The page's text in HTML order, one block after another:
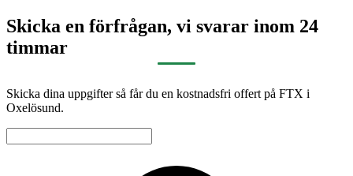
Skicka en förfrågan, vi svarar inom 24
timmar
Skicka dina uppgifter så får du en kostnadsfri offert på FTX i
Oxelösund.